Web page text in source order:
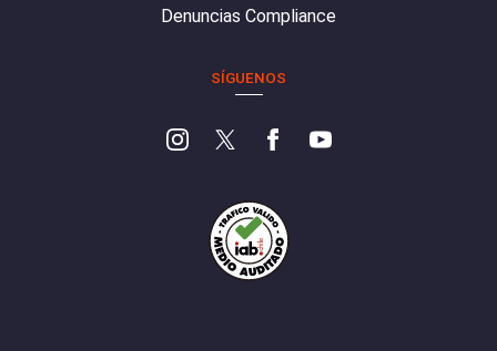
Denuncias Compliance
SÍGUENOS